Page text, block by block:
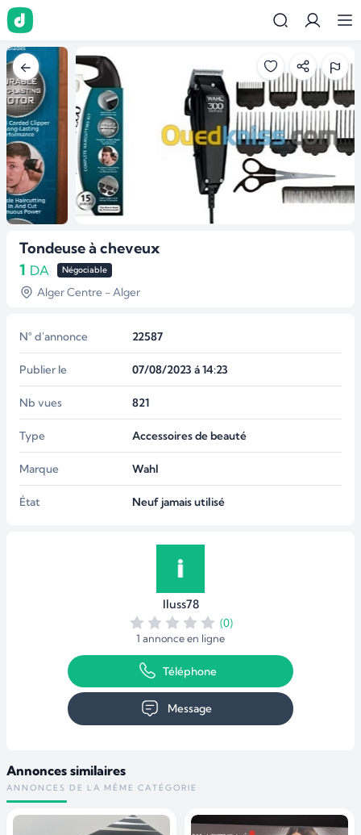
Tondeuse à cheveux
1 DA Négociable
Alger Centre - Alger
N° d'annonce 22587
Publier le 07/08/2023 á 14:23
Nb vues 821
Type Accessoires de beauté
Marque Wahl
État Neuf jamais utilisé
Iluss78
(0)
1 annonce en ligne
Téléphone
Message
Annonces similaires
ANNONCES DE LA MÊME CATÉGORIE